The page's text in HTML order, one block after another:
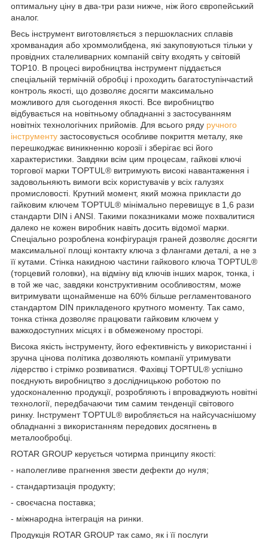
оптимальну ціну в два-три рази нижче, ніж його європейський
аналог.
Весь інструмент виготовляється з першокласних сплавів
хромванадия або хроммолибдена, які закуповуються тільки у
провідних сталеливарних компаній світу входять у світовій
ТОР10. В процесі виробництва інструмент піддається
спеціальній термічній обробці і проходить багатоступінчастий
контроль якості, що дозволяє досягти максимально
можливого для сьогодення якості. Все виробництво
відбувається на новітньому обладнанні з застосуванням
новітніх технологічних прийомів. Для всього ряду ручного
інструменту застосовується особливе покриття металу, яке
перешкоджає виникненню корозії і зберігає всі його
характеристики. Завдяки всім цим процесам, гайкові ключі
торгової марки TOPTUL® витримують високі навантаження і
задовольняють вимоги всіх користувачів у всіх галузях
промисловості. Крутний момент, який можна прикласти до
гайковим ключем TOPTUL® мінімально перевищує в 1,6 рази
стандарти DIN і ANSI. Такими показниками може похвалитися
далеко не кожен виробник навіть досить відомої марки.
Спеціально розроблена конфігурація граней дозволяє досягти
максимальної площі контакту ключа з флангами деталі, а не з
її кутами. Стінка накидною частини гайкового ключа TOPTUL®
(торцевий головки), на відміну від ключів інших марок, тонка, і
в той же час, завдяки конструктивним особливостям, може
витримувати щонайменше на 60% більше регламентованого
стандартом DIN прикладеного крутного моменту. Так само,
тонка стінка дозволяє працювати гайковим ключем у
важкодоступних місцях і в обмеженому просторі.
Висока якість інструменту, його ефективність у використанні і
зручна цінова політика дозволяють компанії утримувати
лідерство і стрімко розвиватися. Фахівці TOPTUL® успішно
поєднують виробництво з дослідницькою роботою по
удосконаленню продукції, розробляють і впроваджують новітні
технології, передбачаючи тим самим тенденції світового
ринку. Інструмент TOPTUL® виробляється на найсучаснішому
обладнанні з використанням передових досягнень в
металообробці.
ROTAR GROUP керується чотирма принципу якості:
- наполегливе прагнення звести дефекти до нуля;
- стандартизація продукту;
- своєчасна поставка;
- міжнародна інтеграція на ринки.
Продукція ROTAR GROUP так само, як і її послуги